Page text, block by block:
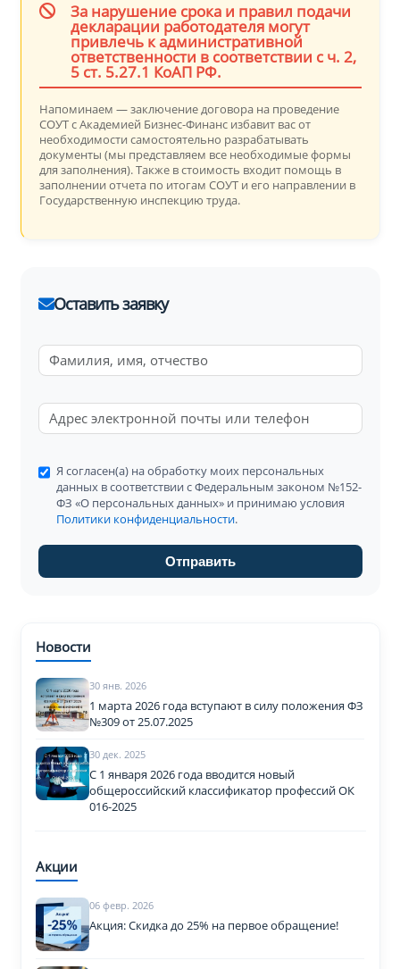
За нарушение срока и правил подачи
декларации работодателя могут
привлечь к административной
ответственности в соответствии с ч. 2,
5 ст. 5.27.1 КоАП РФ.
Напоминаем — заключение договора на проведение
СОУТ с Академией Бизнес-Финанс избавит вас от
необходимости самостоятельно разрабатывать
документы (мы представляем все необходимые формы
для заполнения). Также в стоимость входит помощь в
заполнении отчета по итогам СОУТ и его направлении в
Государственную инспекцию труда.
Оставить заявку
Я согласен(а) на обработку моих персональных
данных в соответствии с Федеральным законом №152-
ФЗ «О персональных данных» и принимаю условия
Политики конфиденциальности.
Отправить
Новости
30 янв. 2026
1 марта 2026 года вступают в силу положения ФЗ
№309 от 25.07.2025
30 дек. 2025
С 1 января 2026 года вводится новый
общероссийский классификатор профессий ОК
016-2025
Акции
06 февр. 2026
Акция: Скидка до 25% на первое обращение!